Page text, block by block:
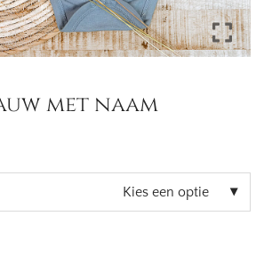
met naam
Kies een optie